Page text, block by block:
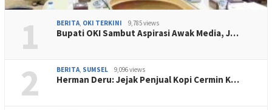
1 BERITA, OKI TERKINI 9,785 views
Bupati OKI Sambut Aspirasi Awak Media, J…
2 BERITA, SUMSEL 9,096 views
Herman Deru: Jejak Penjual Kopi Cermin K…